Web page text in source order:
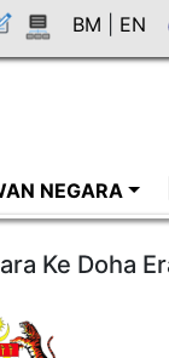
BM EN
NEGARA
Ke Doha